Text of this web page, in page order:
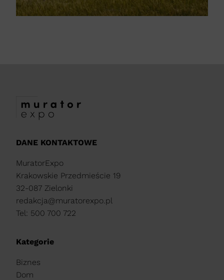
DANE KONTAKTOWE
MuratorExpo
Krakowskie Przedmieście 19
32-087 Zielonki
redakcja@muratorexpo.pl
Tel: 500 700 722
Kategorie
Biznes
Dom